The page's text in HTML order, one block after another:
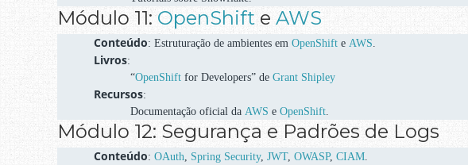
Módulo 11:OpenShifte AWS
Conteúdo: Estruturação de ambientes em OpenShift e AWS.
Livros:
“OpenShift for Developers” de Grant Shipley
Recursos:
Documentação oficial da AWS e OpenShift.
Módulo 12: Segurança e Padrões de Logs
Conteúdo: OAuth, Spring Security, JWT, OWASP, CIAM.